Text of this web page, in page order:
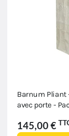
Barnum Pliant
avec porte -
145,00 €